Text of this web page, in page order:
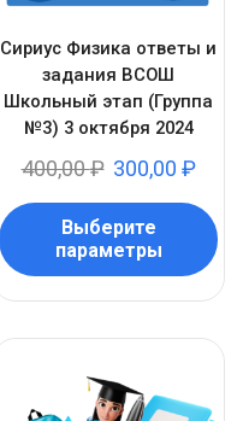
Сириус Физика ответы и
задания ВСОШ
Школьный этап (Группа
№3) 3 октября 2024
400,00₽ 300,00 ₽
Выберите
параметры